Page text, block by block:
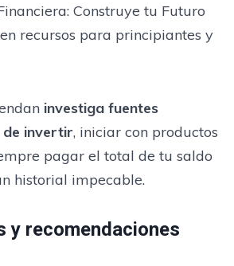
Construye tu Futuro
recursos para principiantes y
investiga fuentes
de invertir, iniciar con productos
pagar el total de tu saldo
historial impecable.
y recomendaciones